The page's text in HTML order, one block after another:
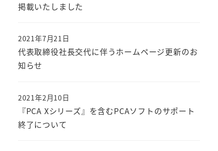
掲載いたしました
代表取締役社長交代に伴うホームページ更新のお
知らせ
2021年7月21日
『PCA Xシリーズ』を含むPCAソフトのサポート
終了について
2021年2月10日